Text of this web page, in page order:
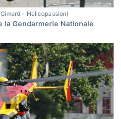
- Helicopassion)
la Gendarmerie Nationale